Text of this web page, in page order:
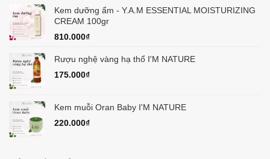
Kem dưỡng ẩm - Y.A.M ESSENTIAL MOISTURIZING
CREAM 100gr
810.000₫
Rượu nghệ vàng hạ thổ I'M NATURE
175.000₫
Kem muỗi Oran Baby I'M NATURE
220.000₫